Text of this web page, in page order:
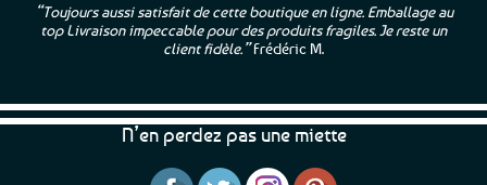
“Toujours aussi satisfait de cette boutique en ligne. Emballage au
top Livraison impeccable pour des produits fragiles. Je reste un
client fidèle.”Frédéric M.
N’en perdez pas une miette